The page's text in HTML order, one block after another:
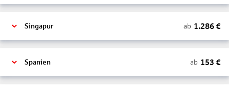
Singapur ab 1.286€
Spanien ab 153 €